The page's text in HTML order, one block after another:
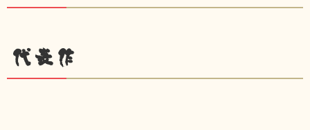
代表作